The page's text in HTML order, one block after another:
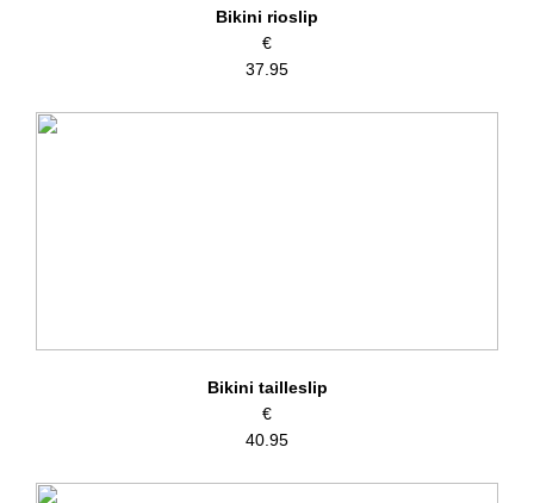
Bikini rioslip
€
37.95
Bikini tailleslip
€
40.95